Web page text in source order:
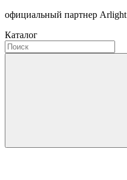
официальный партнер Arlight
Каталог